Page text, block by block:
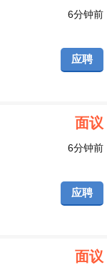
6分钟前
应聘
面议
6分钟前
应聘
面议